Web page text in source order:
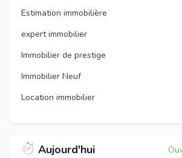
Estimation immobilière
expert immobilier
Immobilier de prestige
Immobilier Neuf
Location immobilier
Aujourd'hui